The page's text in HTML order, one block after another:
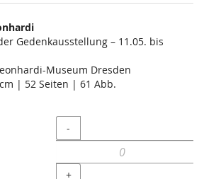
Gedenkausstellung – 11.05. bis
Museum Dresden
| 52 Seiten | 61 Abb.
Menge
-
+